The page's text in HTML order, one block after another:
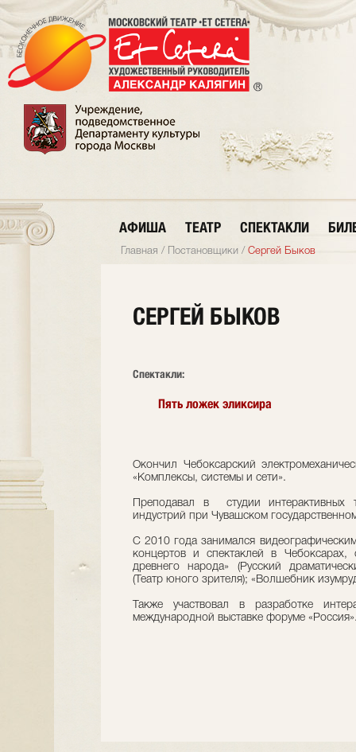
АФИША ТЕАТР СПЕКТАКЛИ
Главная / Постановщики / Сергей Быков
СЕРГЕЙ БЫКОВ
Cпектакли:
Пять ложек эликсира
Окончил Чебоксарский
«Комплексы, системы и сети».
Преподавал в студии интерактивных
индустрий при Чувашском
С 2010 года занимался
концертов и спектаклей в
древнего народа» (Русский
(Театр юного зрителя); «Волшебник
Также участвовал в разработке
международной выставке форуме